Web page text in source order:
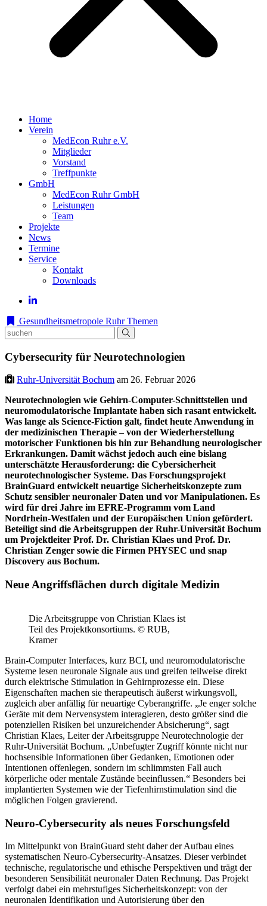
Home
Verein
MedEcon Ruhr e.V.
Mitglieder
Vorstand
Treffpunkte
GmbH
MedEcon Ruhr GmbH
Leistungen
Team
Projekte
News
Termine
Service
Kontakt
Downloads
Gesundheitsmetropole Ruhr Themen
Cybersecurity für Neurotechnologien
Ruhr-Universität Bochum am 26. Februar 2026
Neurotechnologien wie Gehirn-Computer-Schnittstellen und
neuromodulatorische Implantate haben sich rasant entwickelt.
Was lange als Science-Fiction galt, findet heute Anwendung in
der medizinischen Therapie – von der Wiederherstellung
motorischer Funktionen bis hin zur Behandlung neurologischer
Erkrankungen. Damit wächst jedoch auch eine bislang
unterschätzte Herausforderung: die Cybersicherheit
neurotechnologischer Systeme. Das Forschungsprojekt
BrainGuard entwickelt neuartige Sicherheitskonzepte zum
Schutz sensibler neuronaler Daten und vor Manipulationen. Es
wird für drei Jahre im EFRE-Programm vom Land
Nordrhein-Westfalen und der Europäischen Union gefördert.
Beteiligt sind die Arbeitsgruppen der Ruhr-Universität Bochum
um Projektleiter Prof. Dr. Christian Klaes und Prof. Dr.
Christian Zenger sowie die Firmen PHYSEC und snap
Discovery aus Bochum.
Neue Angriffsflächen durch digitale Medizin
Die Arbeitsgruppe von Christian Klaes ist
Teil des Projektkonsortiums. © RUB,
Kramer
Brain-Computer Interfaces, kurz BCI, und neuromodulatorische
Systeme lesen neuronale Signale aus und greifen teilweise direkt
durch elektrische Stimulation in Gehirnprozesse ein. Diese
Eigenschaften machen sie therapeutisch äußerst wirkungsvoll,
zugleich aber anfällig für neuartige Cyberangriffe. „Je enger solche
Geräte mit dem Nervensystem interagieren, desto größer sind die
potenziellen Risiken bei unzureichender Absicherung“, sagt
Christian Klaes, Leiter der Arbeitsgruppe Neurotechnologie der
Ruhr-Universität Bochum. „Unbefugter Zugriff könnte nicht nur
hochsensible Informationen über Gedanken, Emotionen oder
Intentionen offenlegen, sondern im schlimmsten Fall auch
körperliche oder mentale Zustände beeinflussen.“ Besonders bei
implantierten Systemen wie der Tiefenhirnstimulation sind die
möglichen Folgen gravierend.
Neuro-Cybersecurity als neues Forschungsfeld
Im Mittelpunkt von BrainGuard steht daher der Aufbau eines
systematischen Neuro-Cybersecurity-Ansatzes. Dieser verbindet
technische, regulatorische und ethische Perspektiven und trägt der
besonderen Sensibilität neuronaler Daten Rechnung. Das Projekt
verfolgt dabei ein mehrstufiges Sicherheitskonzept: von der
neuronalen Identifikation und Autorisierung über den